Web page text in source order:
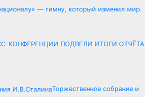
— гимну, который изменил мир.
КОНФЕРЕНЦИИ ПОДВЕЛИ ИТОГИ ОТЧЁТА
Торжественное собрание и